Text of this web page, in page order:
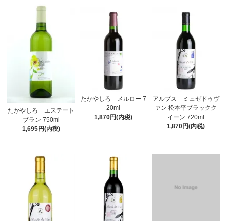
たかやしろ エステート
ブラン 750ml
1,695円(内税)
たかやしろ メルロー 7
20ml
1,870円(内税)
アルプス ミュゼドゥヴ
ァン 松本平ブラックク
イーン 720ml
1,870円(内税)